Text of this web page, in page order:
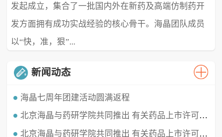
发起成立，集合了一批国内外在新药及高端仿制药开
发方面拥有成功实战经验的核心骨干。海晶团队成员
以“快，准，狠”...
新闻动态
海晶七周年团建活动圆满返程
时光穿梭，白驹过隙，海晶已经七周岁啦！这七年我们携手同行，履践致远，砥砺深耕。值此海晶周年庆典之北京海晶与药研学院共同推出 有关药品上市许可持有人（MAH）的直播课程
北京海晶生物医药科技有限公司董事长兼总经理曹相林女士再次受邀做客药研学院直播间，对药品上市许可持有
北京海晶与药研学院共同推出 有关药品上市许可持有人（MAH）的直播课程